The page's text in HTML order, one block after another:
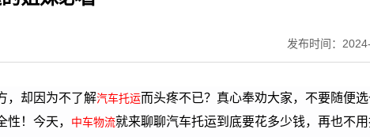
发布时间：
，却因为不了解汽车托运而头疼不已？真心奉劝大家，不要随便
！今天， 中车物流就来聊聊汽车托运到底要花多少钱，再也不